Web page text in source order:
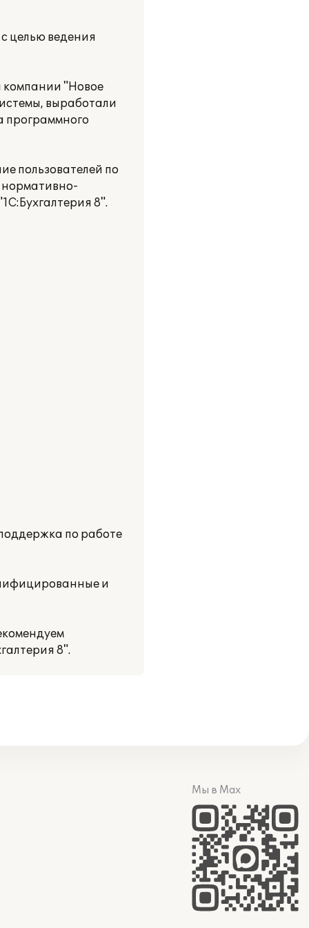
целью ведения
компании "Новое
выработали
программного
пользователей по
нормативно-
8".
по работе
и
8".
Мы в Max